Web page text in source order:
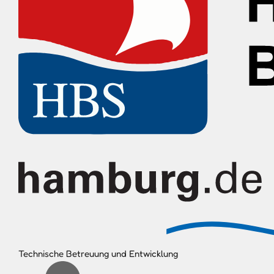
Technische Betreuung und Entwicklung